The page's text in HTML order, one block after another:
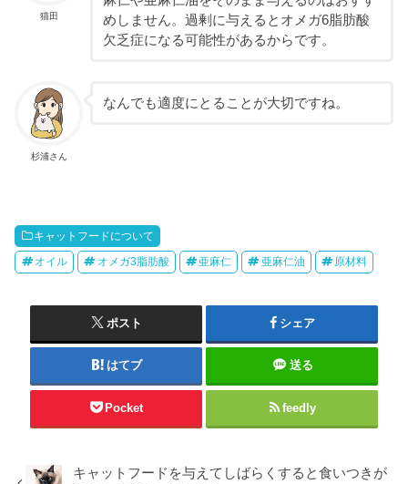
猫田
めしません。過剰に与えるとオメガ6脂肪酸
欠乏症になる可能性があるからです。
杉浦さん
なんでも適度にとることが大切ですね。
キャットフードについて
オイル オメガ3脂肪酸 亜麻仁 亜麻仁油 原材料
ポスト シェア
はてブ 送る
Pocket feedly
キャットフードを与えてしばらくすると食いつきが